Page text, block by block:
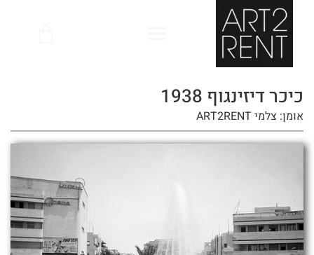
כיכר דיזינגוף 1938
אומן: צלמי ART2RENT